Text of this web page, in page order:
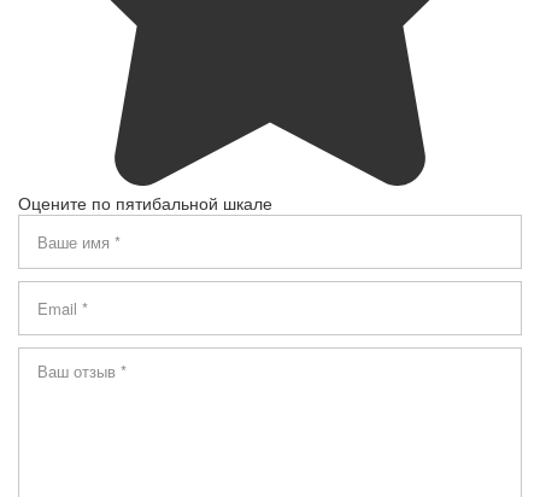
Оцените по пятибальной шкале